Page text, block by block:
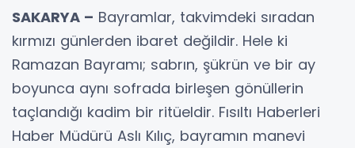
SAKARYA – Bayramlar, takvimdeki sıradan
kırmızı günlerden ibaret değildir. Hele ki
Ramazan Bayramı; sabrın, şükrün ve bir ay
boyunca aynı sofrada birleşen gönüllerin
taçlandığı kadim bir ritüeldir. Fısıltı Haberleri
Haber Müdürü Aslı Kılıç, bayramın manevi